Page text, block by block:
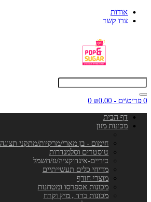
אודות
צרו קשר
0 פריט\ים - ₪0.00
0
דף הבית
מכונות מזון
חימום - בן מארי/מרקיות/מתקני תצוגה
טוסטרים וסלמנדרות
כיריים-אינדוקציה/גז/חשמל
מדיחי כלים תעשייתיים
מוצרי חורף
מכונות אספרסו ומטחנות
מכונות ברד , מיץ וקרח